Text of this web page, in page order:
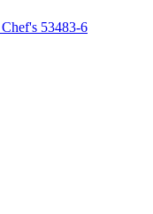
53483-6